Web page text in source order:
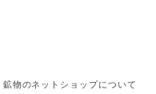
物のネットショップについて